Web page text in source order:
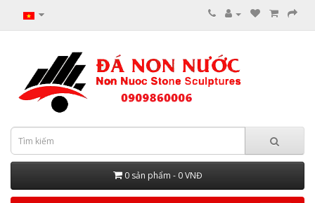
0 sản phẩm - 0 VNĐ